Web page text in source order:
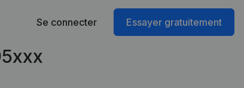
Se connecter Essayer gratuitement